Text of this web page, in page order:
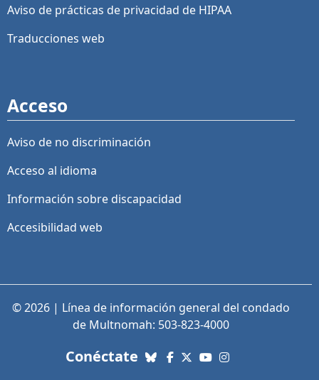
Aviso de prácticas de privacidad de HIPAA
Traducciones web
Acceso
Aviso de no discriminación
Acceso al idioma
Información sobre discapacidad
Accesibilidad web
© 2026 | Línea de información general del condado
de Multnomah: 503-823-4000
Conéctate con nosotros. Enlaces a
Bluesky
Facebook
X (Twitter)
YouTube
Instagram